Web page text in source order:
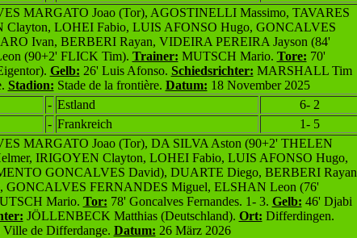
MARGATO Joao (Tor), AGOSTINELLI Massimo, TAVARES
LOHEI Fabio, LUIS AFONSO Hugo, GONCALVES
Ivan, BERBERI Rayan, VIDEIRA PEREIRA Jayson (84'
(90+2' FLICK Tim). Trainer: MUTSCH Mario. Tore: 70'
Gelb: 26' Luis Afonso. Schiedsrichter: MARSHALL Tim
Stadion: Stade de la frontière. Datum: 18 November 2025
- Estland
6- 2
- Frankreich
1- 5
MARGATO Joao (Tor), DA SILVA Aston (90+2' THELEN
IRIGOYEN Clayton, LOHEI Fabio, LUIS AFONSO Hugo,
GONCALVES David), DUARTE Diego, BERBERI Rayan
FERNANDES Miguel, ELSHAN Leon (76'
Mario. Tor: 78' Goncalves Fernandes. 1- 3. Gelb: 46' Djabi
JÖLLENBECK Matthias(Deutschland). Ort: Differdingen.
Ville de Differdange. Datum: 26 März 2026